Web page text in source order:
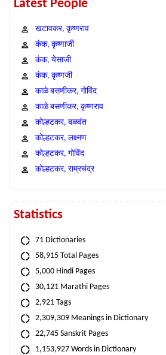
Latest People
खटावकर, कृष्णराव
कंक, कृष्णाजी
कंक, येसाजी
कंक, कृष्णजी
काळे बसणीकर, गोविंद
काळे बसणीकर, कृष्णराव
कोल्हटकर, बळवंत
कोल्हटकर, लक्ष्मण
कोल्हटकर, गोविंद
कोल्हटकर, राम्रचंद्र
Statistics
71 Dictionaries
58,915 Total Pages
5,000 Hindi Pages
30,121 Marathi Pages
2,921 Tags
2,309,309 Meanings in Dictionary
22,745 Sanskrit Pages
1,153,927 Words in Dictionary